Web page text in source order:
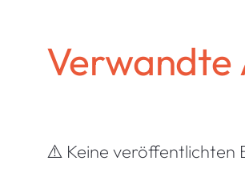
Verwandte
⚠️ Keine veröffentlichten